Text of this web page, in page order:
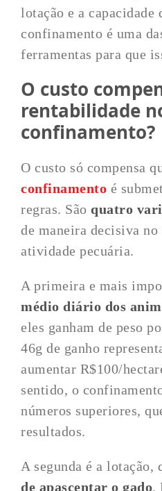
lotação e a
confinamento é uma
ferramentas para que
O custo
rentabilidade
confinamento?
O custo só compensa
confinamento é
regras. Sãoquatro
de maneira decisiva
atividade pecuária.
A primeira e mais
médio diário dos
eles ganham de peso
46g de ganho
aumentar R$100/
sentido, o
números superiores,
resultados.
A segunda é a lotação,
de apascentar o gado.